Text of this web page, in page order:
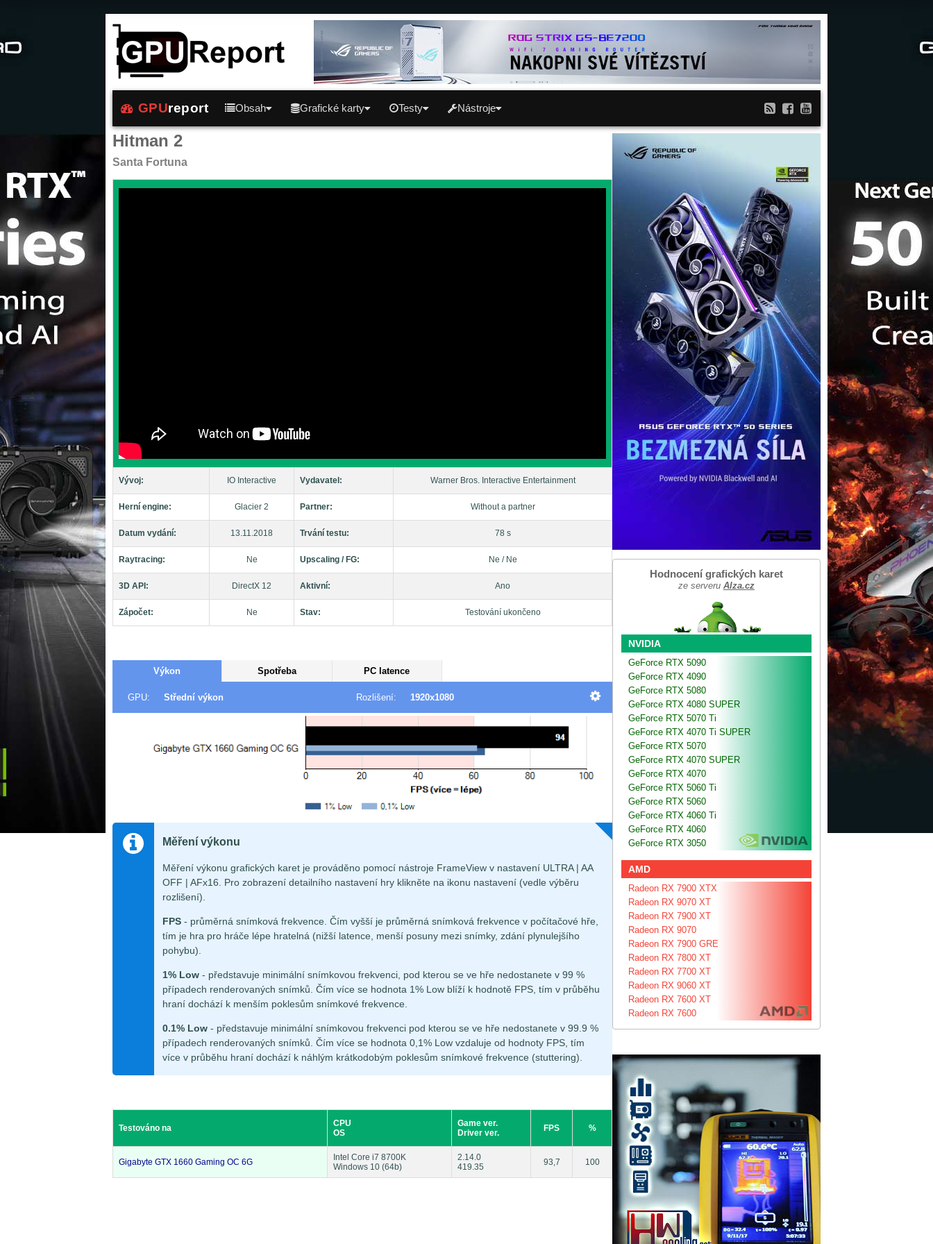
GPUreport Obsah Grafické karty Testy Nástroje
Hitman 2
Santa Fortuna
Vývoj: IO Interactive Vydavatel: Warner Bros. Interactive Entertainment
Herní engine: Glacier 2 Partner: Without a partner
Datum vydání: 13.11.2018 Trvání testu: 78 s
Raytracing: Ne Upscaling / FG: Ne / Ne
3D API: DirectX 12 Aktivní: Ano
Zápočet: Ne Stav: Testování ukončeno
Výkon Spotřeba PC latence
GPU: Střední výkon Rozlišení: 1920x1080
Měření výkonu
Měření výkonu grafických karet je prováděno pomocí nástroje FrameView v nastavení ULTRA | AA
OFF | AFx16. Pro zobrazení detailního nastavení hry klikněte na ikonu nastavení (vedle výběru
rozlišení).
FPS - průměrná snímková frekvence. Čím vyšší je průměrná snímková frekvence v počítačové hře,
tím je hra pro hráče lépe hratelná (nižší latence, menší posuny mezi snímky, zdání plynulejšího
pohybu).
1% Low - představuje minimální snímkovou frekvenci, pod kterou se ve hře nedostanete v 99 %
případech renderovaných snímků. Čím více se hodnota 1% Low blíží k hodnotě FPS, tím v průběhu
hraní dochází k menším poklesům snímkové frekvence.
0.1% Low - představuje minimální snímkovou frekvenci pod kterou se ve hře nedostanete v 99.9 %
případech renderovaných snímků. Čím více se hodnota 0,1% Low vzdaluje od hodnoty FPS, tím
více v průběhu hraní dochází k náhlým krátkodobým poklesům snímkové frekvence (stuttering).
Testováno na
CPU
OS
Game ver.
Driver ver.
FPS %
Gigabyte GTX 1660 Gaming OC 6G
Intel Core i7 8700K
Windows 10 (64b)
2.14.0
419.35
93,7 100
Hodnocení grafických karet
ze serveru Alza.cz
NVIDIA
GeForce RTX 5090
GeForce RTX 4090
GeForce RTX 5080
GeForce RTX 4080 SUPER
GeForce RTX 5070 Ti
GeForce RTX 4070 Ti SUPER
GeForce RTX 5070
GeForce RTX 4070 SUPER
GeForce RTX 4070
GeForce RTX 5060 Ti
GeForce RTX 5060
GeForce RTX 4060 Ti
GeForce RTX 4060
GeForce RTX 3050
AMD
Radeon RX 7900 XTX
Radeon RX 9070 XT
Radeon RX 7900 XT
Radeon RX 9070
Radeon RX 7900 GRE
Radeon RX 7800 XT
Radeon RX 7700 XT
Radeon RX 9060 XT
Radeon RX 7600 XT
Radeon RX 7600